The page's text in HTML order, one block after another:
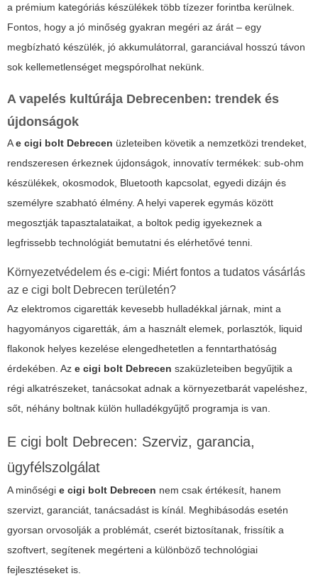
a prémium kategóriás készülékek több tízezer forintba kerülnek.
Fontos, hogy a jó minőség gyakran megéri az árát – egy
megbízható készülék, jó akkumulátorral, garanciával hosszú távon
sok kellemetlenséget megspórolhat nekünk.
A vapelés kultúrája Debrecenben: trendek és
újdonságok
Ae cigi bolt Debrecen üzleteiben követik a nemzetközi trendeket,
rendszeresen érkeznek újdonságok, innovatív termékek: sub-ohm
készülékek, okosmodok, Bluetooth kapcsolat, egyedi dizájn és
személyre szabható élmény. A helyi vaperek egymás között
megosztják tapasztalataikat, a boltok pedig igyekeznek a
legfrissebb technológiát bemutatni és elérhetővé tenni.
Környezetvédelem és e-cigi: Miért fontos a tudatos vásárlás
az e cigi bolt Debrecen területén?
Az elektromos cigaretták kevesebb hulladékkal járnak, mint a
hagyományos cigaretták, ám a használt elemek, porlasztók, liquid
flakonok helyes kezelése elengedhetetlen a fenntarthatóság
érdekében. Az e cigi bolt Debrecen szaküzleteiben begyűjtik a
régi alkatrészeket, tanácsokat adnak a környezetbarát vapeléshez,
sőt, néhány boltnak külön hulladékgyűjtő programja is van.
E cigi bolt Debrecen: Szerviz, garancia,
ügyfélszolgálat
A minőségi e cigi bolt Debrecen nem csak értékesít, hanem
szervizt, garanciát, tanácsadást is kínál. Meghibásodás esetén
gyorsan orvosolják a problémát, cserét biztosítanak, frissítik a
szoftvert, segítenek megérteni a különböző technológiai
fejlesztéseket is.